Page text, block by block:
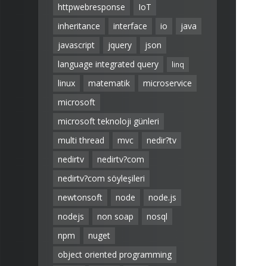
httpwebresponse
IoT
inheritance
interface io
java
javascript
jquery
json
language integrated query
linq
linux matematik
microservice
microsoft
microsoft teknoloji günleri
multi thread
mvc
nedir?tv
nedirtv
nedirtv?com
nedirtv?com söyleşileri
newtonsoft
node
node.js
nodejs
non soap
nosql
npm
nuget
object oriented programming